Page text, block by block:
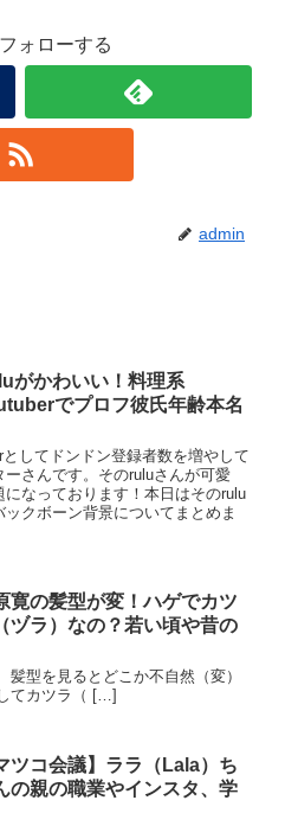
ォローする
admin
がかわいい！料理系
でプロフ彼氏年齢本名
してドンドン登録者数を増やして
さんです。そのruluさんが可愛
なっております！本日はそのrulu
クボーン背景についてまとめま
寛の髪型が変！ハゲでカツ
ヅラ）なの？若い頃や昔の
型を見るとどこか不自然（変）
てカツラ（ […]
ツコ会議】ララ（Lala）ち
の親の職業やインスタ、学